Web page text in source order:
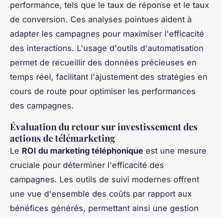
performance, tels que le taux de réponse et le taux
de conversion. Ces analyses pointues aident à
adapter les campagnes pour maximiser l'efficacité
des interactions. L'usage d'outils d'automatisation
permet de recueillir des données précieuses en
temps réel, facilitant l'ajustement des stratégies en
cours de route pour optimiser les performances
des campagnes.
Évaluation du retour sur investissement des
actions de télémarketing
Le ROI du marketing téléphonique est une mesure
cruciale pour déterminer l'efficacité des
campagnes. Les outils de suivi modernes offrent
une vue d'ensemble des coûts par rapport aux
bénéfices générés, permettant ainsi une gestion